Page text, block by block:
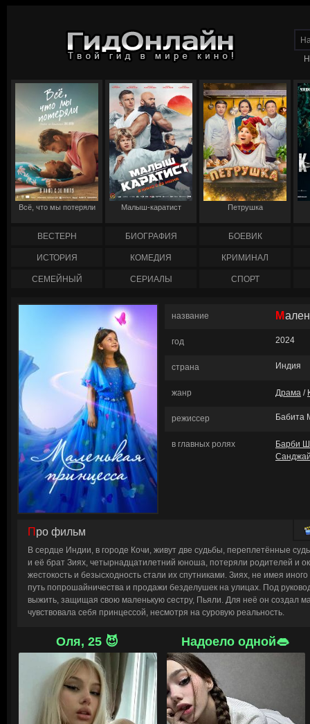
Всё, что мы потеряли Малыш-каратист Петрушка
ВЕСТЕРН БИОГРАФИЯ БОЕВИК
ИСТОРИЯ КОМЕДИЯ КРИМИНАЛ
СЕМЕЙНЫЙ СЕРИАЛЫ СПОРТ
название
год 2024
страна Индия
жанр Драма /
режиссер Бабита
в главных ролях
Барби
Про фильм
В сердце Индии, в городе Кочи, живут две судьбы, переплетённые
и её брат Зиях, четырнадцатилетний юноша, потеряли родителей и
жестокость и безысходность стали их спутниками. Зиях, не имея
путь попрошайничества и продажи безделушек на улицах. Под
выжить, защищая свою маленькую сестру, Пьяли. Для неё он создал
чувствовала себя принцессой, несмотря на суровую реальность.
Однако, когда главарь мафии решил использовать Пьяли в своих
ответ на это, детей выгнали из трущоб, оставив их без крова и
друг Зияха помог им найти пристанище. Старший брат нашёл работу
Сайеда, что позволило им выжить. Зиях пообещал Пьяли построить
символизируя их стремление к лучшему будущему. Но в мире, где
разлука с близкими может произойти в любой момент, им предстоит
испытаний, чтобы сохранить свою неразрывную связь. © ГидОнлайн
Оля, 25 😈 Надоело одной👄